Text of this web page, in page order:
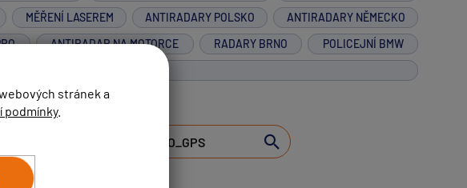
stránek a
podmínky.
MĚŘENÍ LASEREM ANTIRADARY POLSKO
ANTIRADARY NĚMECKO
ANTIRADAR NA MOTORCE RADARY BRNO
POLICEJNÍ BMW